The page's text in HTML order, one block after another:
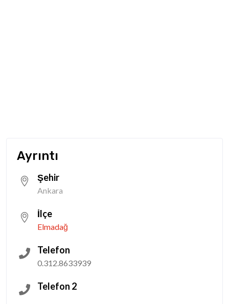
Ayrıntı
Şehir
Ankara
İlçe
Elmadağ
Telefon
0.312.8633939
Telefon 2